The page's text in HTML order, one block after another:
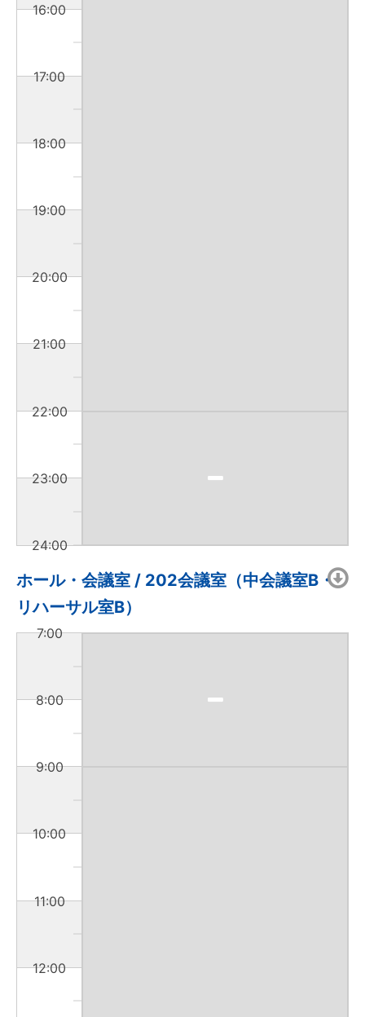
16:00
17:00
18:00
19:00
20:00
21:00
22:00
23:00
24:00
ホール・会議室 / 202会議室（中会議室B・
リハーサル室B）
7:00
8:00
9:00
10:00
11:00
12:00